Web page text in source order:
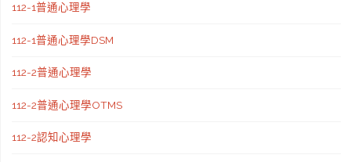
112-1普通心理學
112-1普通心理學DSM
112-2普通心理學
112-2普通心理學OTMS
112-2認知心理學